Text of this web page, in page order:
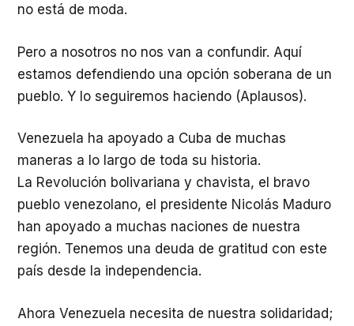
no está de moda.
Pero a nosotros no nos van a confundir. Aquí
estamos defendiendo una opción soberana de un
pueblo. Y lo seguiremos haciendo (Aplausos).
Venezuela ha apoyado a Cuba de muchas
maneras a lo largo de toda su historia.
La Revolución bolivariana y chavista, el bravo
pueblo venezolano, el presidente Nicolás Maduro
han apoyado a muchas naciones de nuestra
región. Tenemos una deuda de gratitud con este
país desde la independencia.
Ahora Venezuela necesita de nuestra solidaridad;